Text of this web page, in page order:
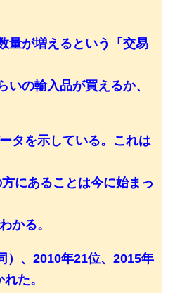
量が増えるという「交易
の輸入品が買えるか、
タを示している。これは
にあることは今に始まっ
かる。
）、2010年21位、2015年
た。